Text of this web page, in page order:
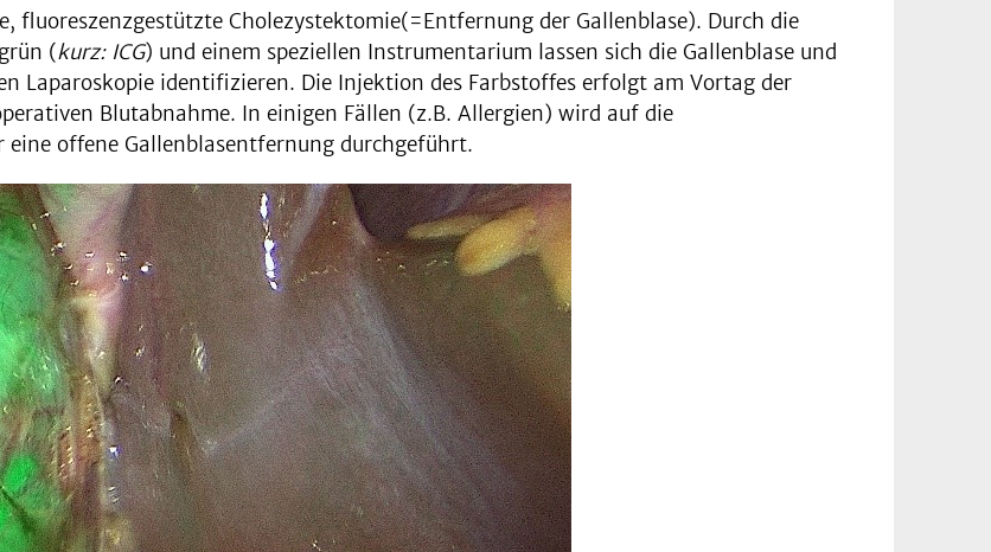
fluoreszenzgestützte Cholezystektomie(=Entfernung der Gallenblase). Durch die
(kurz: ICG) und einem speziellen Instrumentarium lassen sich die Gallenblase und
Laparoskopie identifizieren. Die Injektion des Farbstoffes erfolgt am Vortag der
Blutabnahme. In einigen Fällen (z.B. Allergien) wird auf die
offene Gallenblasentfernung durchgeführt.